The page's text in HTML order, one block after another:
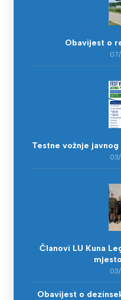
Obavijest o
Testne vožnje
Članovi LU Kuna
Obavijest o